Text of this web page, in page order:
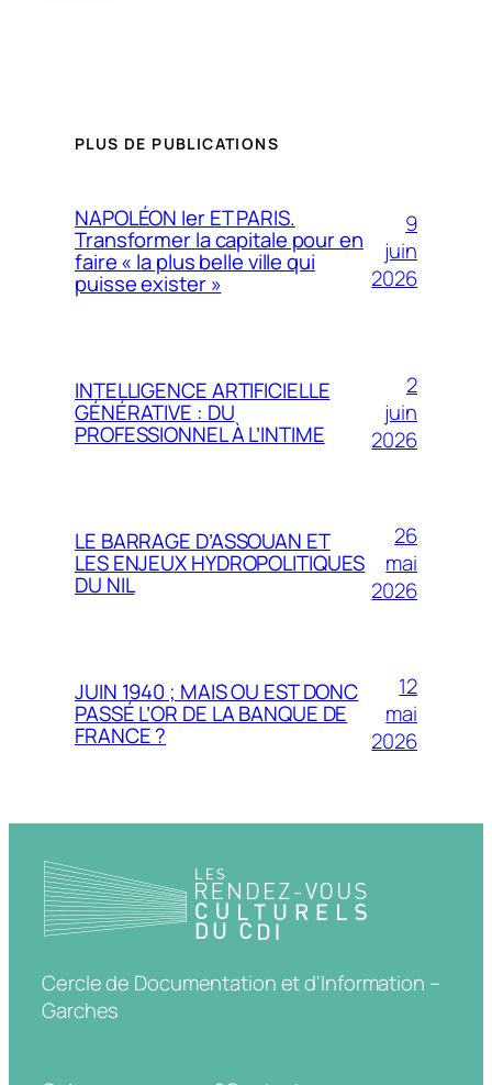
PLUS DE PUBLICATIONS
NAPOLÉON Ier ET PARIS.
Transformer la capitale pour en
faire « la plus belle ville qui
puisse exister »
9
juin
2026
INTELLIGENCE ARTIFICIELLE
GÉNÉRATIVE : DU
PROFESSIONNEL À L’INTIME
2
juin
2026
LE BARRAGE D’ASSOUAN ET
LES ENJEUX HYDROPOLITIQUES
DU NIL
26
mai
2026
JUIN 1940 ; MAIS OU EST DONC
PASSÉ L’OR DE LA BANQUE DE
FRANCE ?
12
mai
2026
Cercle de Documentation et d'Information –
Garches